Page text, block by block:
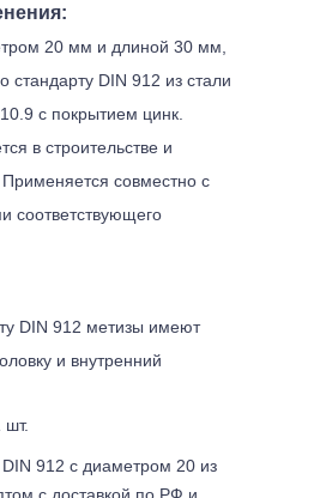
20 мм и длиной 30 мм,
стандарту DIN 912 из стали
с покрытием цинк.
в строительстве и
совместно с
соответствующего
DIN 912 метизы имеют
и внутренний
шт.
912 с диаметром 20 из
с доставкой по РФ и